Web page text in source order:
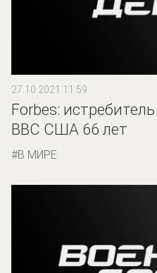
27.10.2021 11:59
Forbes:
ВВС США 66 лет
В МИРЕ